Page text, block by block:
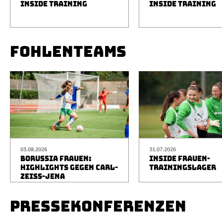
INSIDE TRAINING INSIDE TRAINING
FOHLENTEAMS
03.08.2026
BORUSSIA FRAUEN:
HIGHLIGHTS GEGEN CARL-
ZEISS-JENA
31.07.2026
INSIDE FRAUEN-
TRAININGSLAGER
PRESSEKONFERENZEN